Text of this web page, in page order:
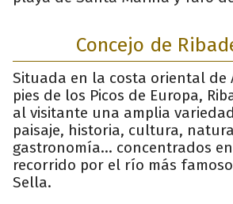
Concejo de
Situada en la costa oriental de
pies de los Picos de Europa,
al visitante una amplia
paisaje, historia, cultura,
gastronomía… concentrados
recorrido por el río más
Sella.